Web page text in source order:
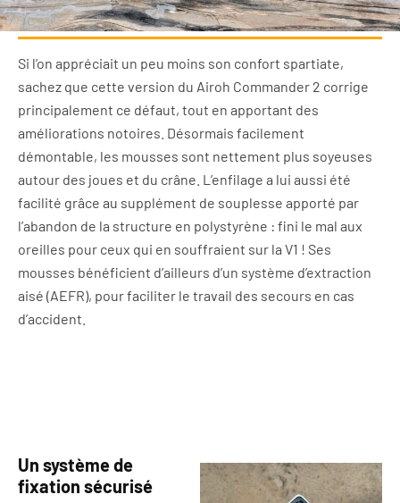
Si l’on appréciait un peu moins son confort spartiate,
sachez que cette version du Airoh Commander 2 corrige
principalement ce défaut, tout en apportant des
améliorations notoires. Désormais facilement
démontable, les mousses sont nettement plus soyeuses
autour des joues et du crâne. L’enfilage a lui aussi été
facilité grâce au supplément de souplesse apporté par
l’abandon de la structure en polystyrène : fini le mal aux
oreilles pour ceux qui en souffraient sur la V1 ! Ses
mousses bénéficient d’ailleurs d’un système d’extraction
aisé (AEFR), pour faciliter le travail des secours en cas
d’accident.
Un système de
fixation sécurisé